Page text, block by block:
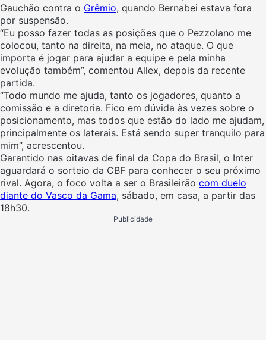
Gauchão contra o Grêmio, quando Bernabei estava fora
por suspensão.
“Eu posso fazer todas as posições que o Pezzolano me
colocou, tanto na direita, na meia, no ataque. O que
importa é jogar para ajudar a equipe e pela minha
evolução também”, comentou Allex, depois da recente
partida.
“Todo mundo me ajuda, tanto os jogadores, quanto a
comissão e a diretoria. Fico em dúvida às vezes sobre o
posicionamento, mas todos que estão do lado me ajudam,
principalmente os laterais. Está sendo super tranquilo para
mim”, acrescentou.
Garantido nas oitavas de final da Copa do Brasil, o Inter
aguardará o sorteio da CBF para conhecer o seu próximo
rival. Agora, o foco volta a ser o Brasileirão com duelo
diante do Vasco da Gama, sábado, em casa, a partir das
18h30.
Publicidade